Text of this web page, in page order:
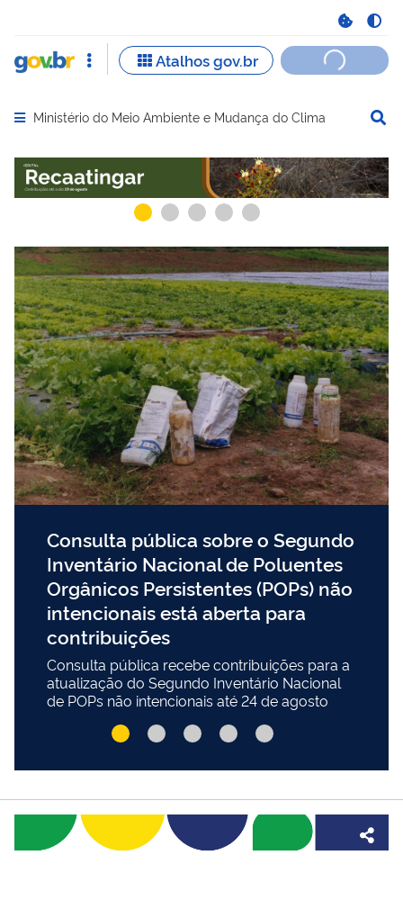
Abrir menu principal de navegação
Ministério do Meio Ambiente e Mudança do Clima
Serviços recomendados para você Serviços
Consulta pública sobre o Segundo
Inventário Nacional de Poluentes
Orgânicos Persistentes (POPs) não
intencionais está aberta para
contribuições
Consulta pública recebe contribuições para a
atualização do Segundo Inventário Nacional
de POPs não intencionais até 24 de agosto